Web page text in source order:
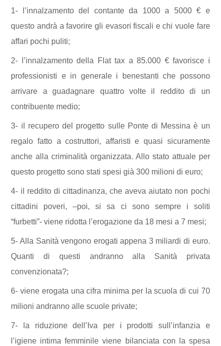
1- l’innalzamento del contante da 1000 a 5000 € e
questo andrà a favorire gli evasorifiscali e chi vuole fare
affari pochi puliti;
2- l’innalzamento della F lattax a 85.000 € favorisce i
professionisti e in generale i
benestanti che possono
arrivare a guadagnare quattro volte il reddito di un
contribuente medio;
3- il recupero del progetto sulle Ponte di Messina è un
regalo fatto acostruttori, affaristi e quasi sicuramente
anche alla criminalità organizzata. Allo stato attuale per
questo progetto sono stati spesi già 300 milioni di euro;
4- il reddito di cittadinanza, che aveva aiutato non pochi
cittadini poveri, –poi, si sa ci sono sempre i soliti
“furbetti”-viene ridotta l’erogazione da 18 mesi a7 mesi;
5- Alla Sanità vengono erogati appena 3 miliardi di euro.
Quanti di questi andranno alla Sanità privata
convenzionata?;
6- viene erogata una cifra minima per la scuola di cui 70
milioni andranno alle scuole private;
7- la riduzione dell’Iva per i prodotti sull’infanzia e
l’igiene intima femminile viene bilanciata con la spesa